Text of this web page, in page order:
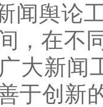
闻舆论
，在不
大新闻
于创新